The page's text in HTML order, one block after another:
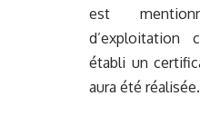
est
d’exploitation
établi un
aura été réalisée.